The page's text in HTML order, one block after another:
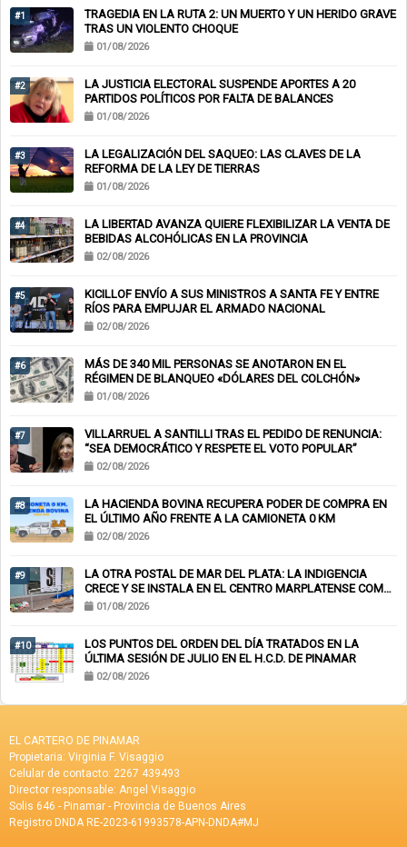
#1
TRAGEDIA EN LA RUTA 2: UN MUERTO Y UN HERIDO GRAVE
TRAS UN VIOLENTO CHOQUE
01/08/2026
#2
LA JUSTICIA ELECTORAL SUSPENDE APORTES A 20
PARTIDOS POLÍTICOS POR FALTA DE BALANCES
01/08/2026
#3
LA LEGALIZACIÓN DEL SAQUEO: LAS CLAVES DE LA
REFORMA DE LA LEY DE TIERRAS
01/08/2026
#4
LA LIBERTAD AVANZA QUIERE FLEXIBILIZAR LA VENTA DE
BEBIDAS ALCOHÓLICAS EN LA PROVINCIA
02/08/2026
#5
KICILLOF ENVÍO A SUS MINISTROS A SANTA FE Y ENTRE
RÍOS PARA EMPUJAR EL ARMADO NACIONAL
02/08/2026
#6
MÁS DE 340 MIL PERSONAS SE ANOTARON EN EL
RÉGIMEN DE BLANQUEO «DÓLARES DEL COLCHÓN»
01/08/2026
#7
VILLARRUEL A SANTILLI TRAS EL PEDIDO DE RENUNCIA:
“SEA DEMOCRÁTICO Y RESPETE EL VOTO POPULAR”
02/08/2026
#8
LA HACIENDA BOVINA RECUPERA PODER DE COMPRA EN
EL ÚLTIMO AÑO FRENTE A LA CAMIONETA 0 KM
02/08/2026
#9
LA OTRA POSTAL DE MAR DEL PLATA: LA INDIGENCIA
CRECE Y SE INSTALA EN EL CENTRO MARPLATENSE COMO
PAISAJE COTIDIANO
01/08/2026
#10
LOS PUNTOS DEL ORDEN DEL DÍA TRATADOS EN LA
ÚLTIMA SESIÓN DE JULIO EN EL H.C.D. DE PINAMAR
02/08/2026
EL CARTERO DE PINAMAR
Propietaria: Virginia F. Visaggio
Celular de contacto: 2267 439493
Director responsable: Angel Visaggio
Solis 646 - Pinamar - Provincia de Buenos Aires
Registro DNDA RE-2023-61993578-APN-DNDA#MJ